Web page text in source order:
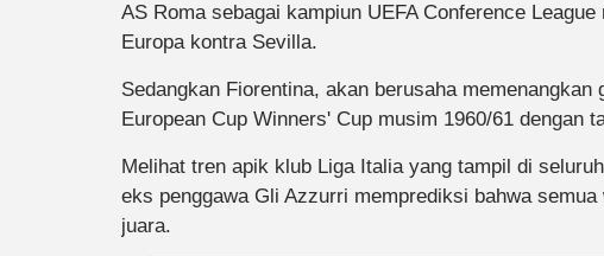
AS Roma sebagai kampiun UEFA Conference
Europa kontra Sevilla.
Sedangkan Fiorentina, akan berusaha
European Cup Winners' Cup musim 1960/61 dengan
Melihat tren apik klub Liga Italia yang tampil di
eks penggawa Gli Azzurri memprediksi bahwa
juara.